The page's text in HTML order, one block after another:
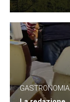
GASTRONOMIA